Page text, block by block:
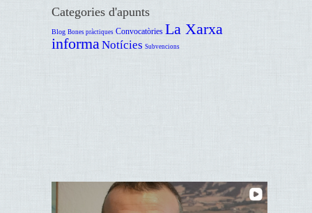
Categories d'apunts
Blog Bones pràctiques Convocatòries La Xarxa
informa Notícies Subvencions